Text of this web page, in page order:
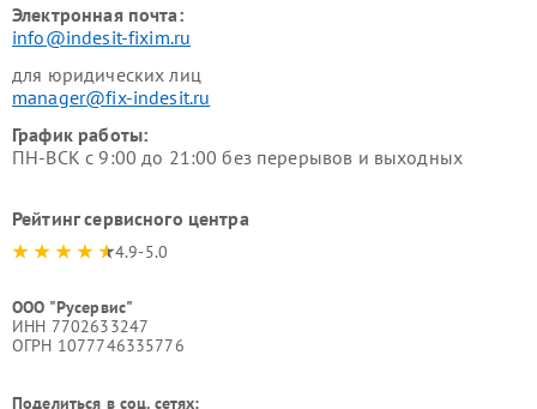
Электронная почта:
info@indesit-fixim.ru
для юридических лиц
manager@fix-indesit.ru
График работы:
ПН-ВСК с 9:00 до 21:00 без перерывов и выходных
Рейтинг сервисного центра
4.9-5.0
ООО "Русервис"
ИНН 7702633247
ОГРН 1077746335776
Поделиться в соц. сетях: